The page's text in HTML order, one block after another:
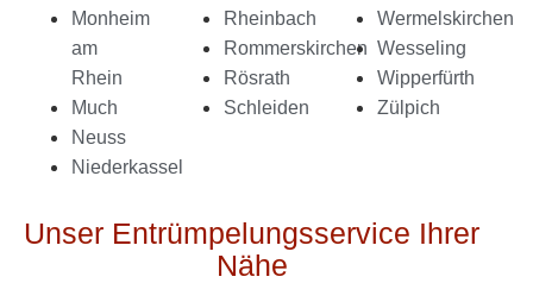
Monheim
am
Rhein
Much
Neuss
Niederkassel
Rheinbach
Rommerskirchen
Rösrath
Schleiden
Wermelskirchen
Wesseling
Wipperfürth
Zülpich
Unser Entrümpelungsservice Ihrer
Nähe